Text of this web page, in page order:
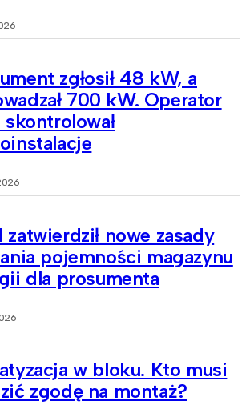
zgłosił 48 kW, a
700 kW. Operator
zatwierdził nowe zasady
pojemności magazynu
dla prosumenta
w bloku. Kto musi
zgodę na montaż?